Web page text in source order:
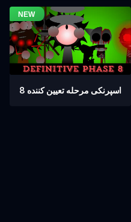
اسپرنکی مرحله تعیین کننده 8